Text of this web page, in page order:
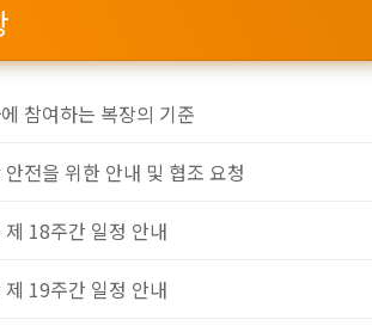
참여하는 복장의 기준
전을 위한 안내 및 협조 요청
18주간 일정 안내
19주간 일정 안내